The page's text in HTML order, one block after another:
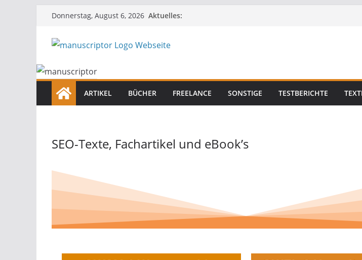
Donnerstag, August 6, 2026 Aktuelles:
ARTIKEL BÜCHER FREELANCE SONSTIGE TESTBERICHTE
SEO-Texte, Fachartikel und eBook’s